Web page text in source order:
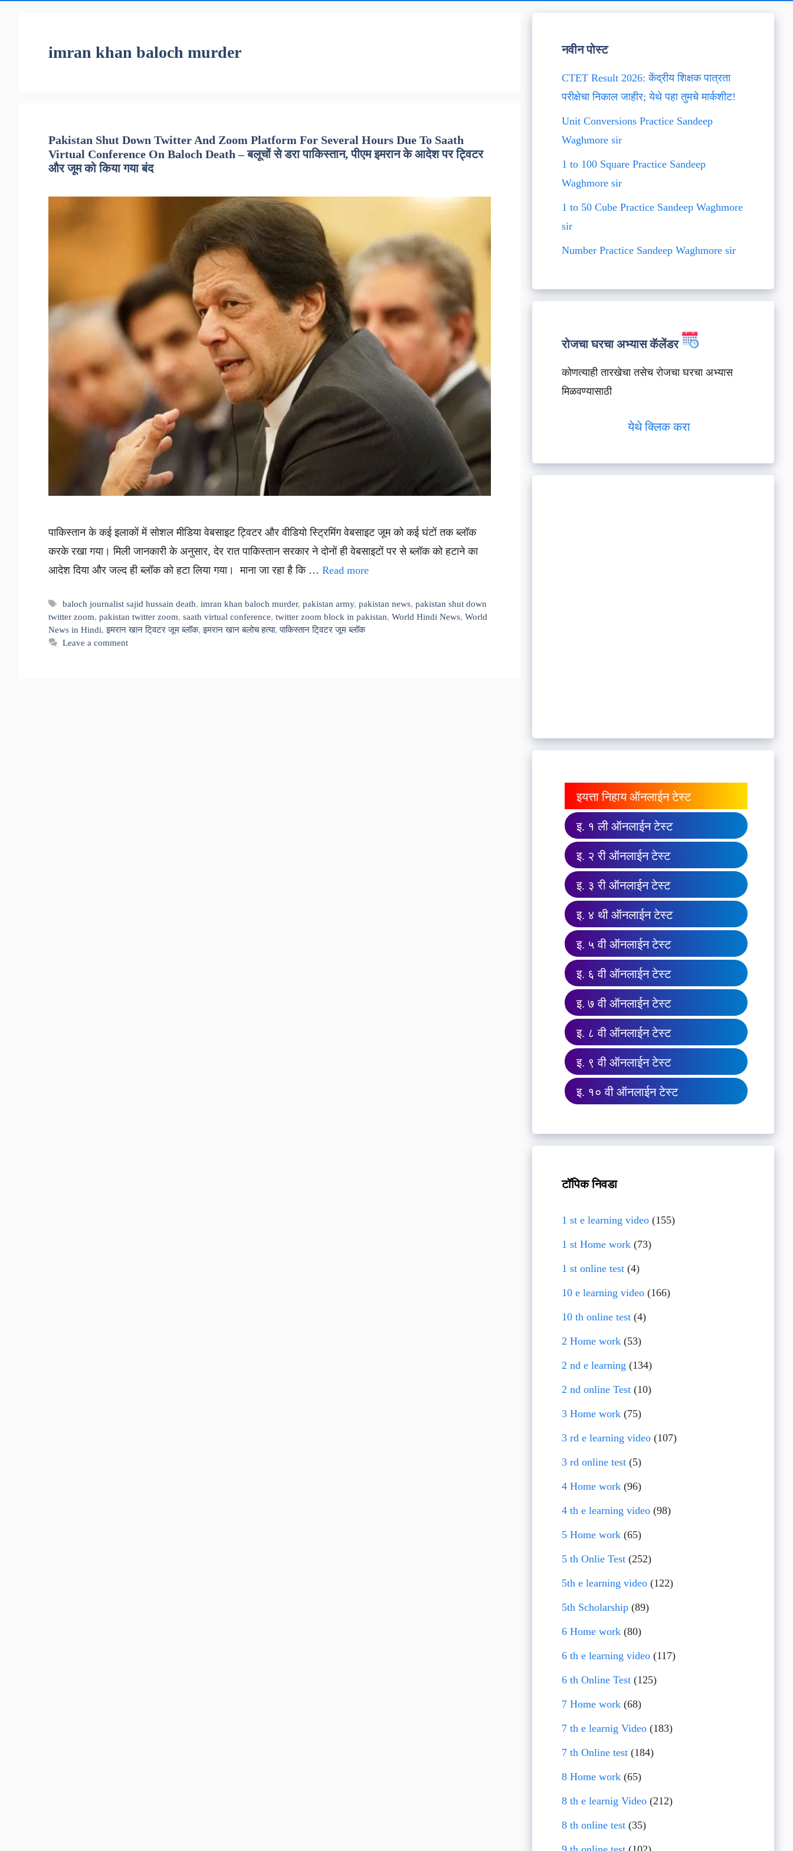
imran khan baloch murder
Pakistan Shut Down Twitter And Zoom Platform For Several Hours Due To Saath
Virtual Conference On Baloch Death – बलूचों से डरा पाकिस्तान, पीएम इमरान के आदेश पर ट्विटर
और जूम को किया गया बंद
पाकिस्तान के कई इलाकों में सोशल मीडिया वेबसाइट ट्विटर और वीडियो स्ट्रिमिंग वेबसाइट जूम को कई घंटों तक ब्लॉक
करके रखा गया। मिली जानकारी के अनुसार, देर रात पाकिस्तान सरकार ने दोनों ही वेबसाइटों पर से ब्लॉक को हटाने का
आदेश दिया और जल्द ही ब्लॉक को हटा लिया गया। माना जा रहा है कि … Read more
Tags
baloch journalist sajid hussain death,imran khan baloch murder,pakistan army,pakistan news,pakistan shut down
twitter zoom, pakistan twitter zoom, saath virtual conference, twitter zoom block in pakistan, World Hindi News, World
News in Hindi,इमरान खान टि्वटर जूम ब्लॉक,इमरान खान बलोच हत्या,पाकिस्तान टि्वटर जूम ब्लॉक
Leave a comment
नवीन पोस्ट
CTET Result 2026: केंद्रीय शिक्षक पात्रता
परीक्षेचा निकाल जाहीर; येथे पहा तुमचे मार्कशीट!
Unit Conversions Practice Sandeep
Waghmore sir
1 to 100 Square Practice Sandeep
Waghmore sir
1 to 50 Cube Practice Sandeep Waghmore
sir
Number Practice Sandeep Waghmore sir
रोजचा घरचा अभ्यास कॅलेंडर
कोणत्याही तारखेचा तसेच रोजचा घरचा अभ्यास
मिळवण्यासाठी
येथे क्लिक करा
इयत्ता निहाय ऑनलाईन टेस्ट
इ. १ ली ऑनलाईन टेस्ट
इ. २ री ऑनलाईन टेस्ट
इ. ३ री ऑनलाईन टेस्ट
इ. ४ थी ऑनलाईन टेस्ट
इ. ५ वी ऑनलाईन टेस्ट
इ. ६ वी ऑनलाईन टेस्ट
इ. ७ वी ऑनलाईन टेस्ट
इ. ८ वी ऑनलाईन टेस्ट
इ. ९ वी ऑनलाईन टेस्ट
इ. १० वी ऑनलाईन टेस्ट
टॉपिक निवडा
1 st e learning video(155)
1 st Home work(73)
1 st online test(4)
10 e learning video(166)
10 th online test(4)
2 Home work(53)
2 nd e learning (134)
2 nd online Test(10)
3 Home work(75)
3 rd e learning video(107)
3 rd online test(5)
4 Home work(96)
4 th e learning video(98)
5 Home work(65)
5 th Onlie Test(252)
5th e learning video(122)
5th Scholarship(89)
6 Home work(80)
6 th e learning video(117)
6 th Online Test(125)
7 Home work(68)
7 th e learnig Video(183)
7 th Online test(184)
8 Home work(65)
8 th e learnig Video(212)
8 th online test(35)